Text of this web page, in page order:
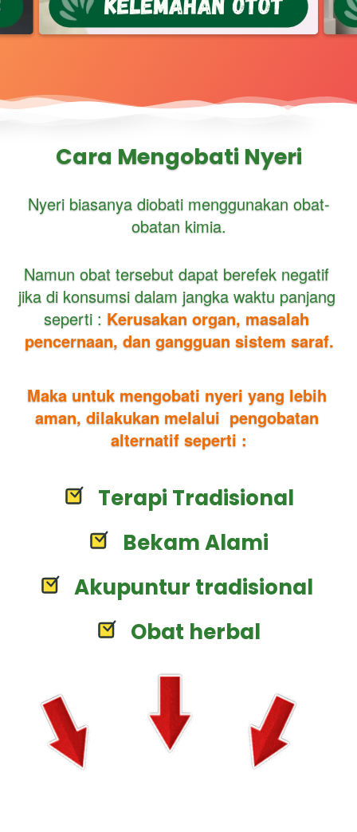
Cara Mengobati Nyeri
Nyeri biasanya diobati menggunakan obat-
obatan kimia.
Namun obat tersebut dapat berefek negatif
jika di konsumsi dalam jangka waktu panjang
seperti : Kerusakan organ, masalah
pencernaan, dan gangguan sistem saraf.
Maka untuk mengobati nyeri yang lebih
aman, dilakukan melalui  pengobatan
alternatif seperti :
Terapi Tradisional
Bekam Alami
Akupuntur tradisional
Obat herbal